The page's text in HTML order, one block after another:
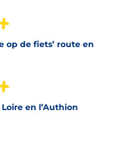
op de fiets’ route en
en l’Authion